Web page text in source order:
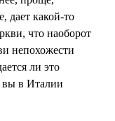
дает какой-то
что наоборот
непохожести
ли это
вы в Италии